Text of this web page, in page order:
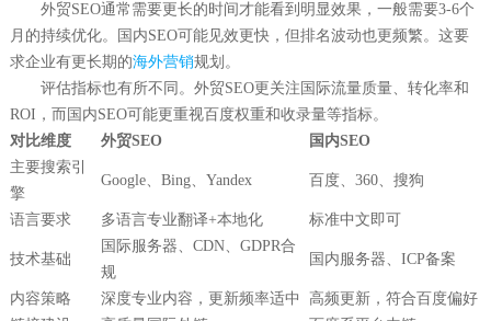
外贸SEO通常需要更长的时间才能看到明显效果，一般需要3-6个
月的持续优化。国内SEO可能见效更快，但排名波动也更频繁。这要
求企业有更长期的海外营销规划。
评估指标也有所不同。外贸SEO更关注国际流量质量、转化率和
ROI，而国内SEO可能更重视百度权重和收录量等指标。
对比维度
外贸SEO
国内SEO
主要搜索引
擎
Google、Bing、Yandex 百度、360、搜狗
语言要求 多语言专业翻译+本地化 标准中文即可
技术基础
国际服务器、CDN、GDPR合
规
国内服务器、ICP备案
内容策略 深度专业内容，更新频率适中
高频更新，符合百度偏好